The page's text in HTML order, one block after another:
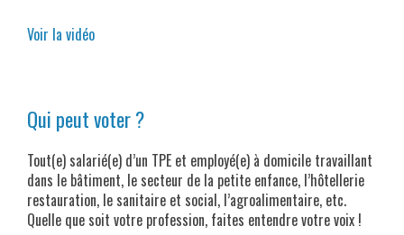
Voir la vidéo
Qui peut voter ?
Tout(e) salarié(e) d’un TPE et employé(e) à domicile travaillant
dans le bâtiment, le secteur de la petite enfance, l’hôtellerie
restauration, le sanitaire et social, l’agroalimentaire, etc.
Quelle que soit votre profession, faites entendre votre voix !